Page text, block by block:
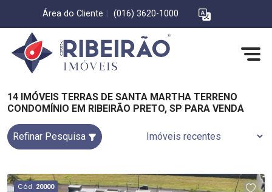
Área do Cliente (016) 3620-1000
14 IMÓVEIS TERRAS DE SANTA MARTHA TERRENO
CONDOMÍNIO EM RIBEIRÃO PRETO, SP PARA VENDA
Refinar Pesquisa
Cód. 20000